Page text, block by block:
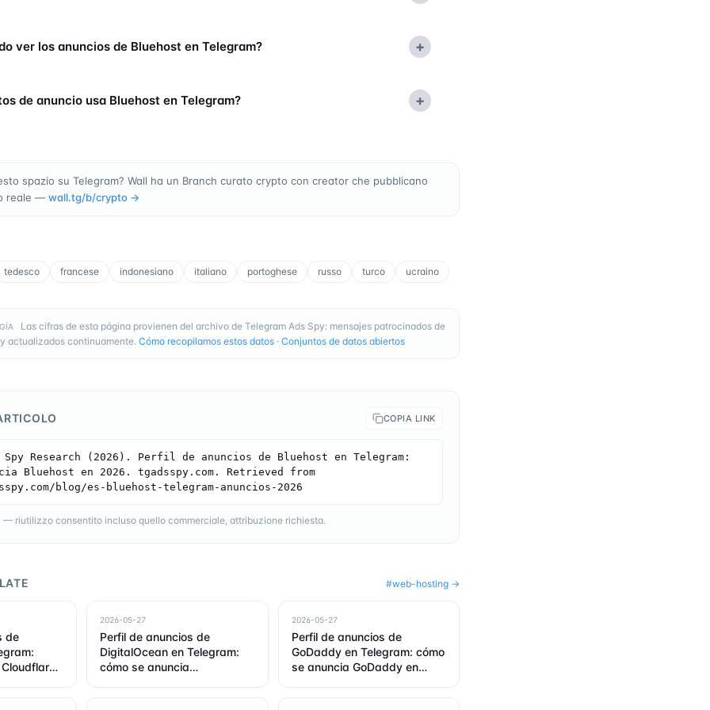
ver los anuncios de Bluehost en Telegram? +
de anuncio usa Bluehost en Telegram? +
spazio su Telegram? Wall ha un Branch curato crypto con creator che pubblicano
reale — wall.tg/b/crypto →
tedesco francese indonesiano italiano portoghese russo turco ucraino
Las cifras de esta página provienen del archivo de Telegram Ads Spy: mensajes patrocinados de
actualizados continuamente. Cómo recopilamos estos datos · Conjuntos de datos abiertos
COPIA LINK
Spy Research (2026). Perfil de anuncios de Bluehost en Telegram:
Bluehost en 2026. tgadsspy.com. Retrieved from
blog/es-bluehost-telegram-anuncios-2026
riutilizzo consentito incluso quello commerciale, attribuzione richiesta.
#web-hosting →
de
2026-05-27
Perfil de anuncios de
DigitalOcean en Telegram:
cómo se anuncia
2026-05-27
Perfil de anuncios de
GoDaddy en Telegram: cómo
se anuncia GoDaddy en